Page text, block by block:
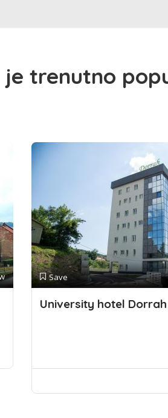
je trenutno
Save
University hotel Dorrah